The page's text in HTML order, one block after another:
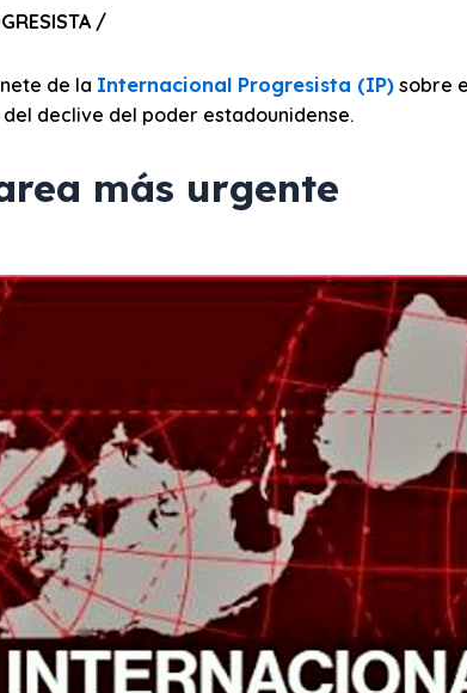
/
de la Internacional Progresista (IP) sobre
declive del poder estadounidense.
más urgente